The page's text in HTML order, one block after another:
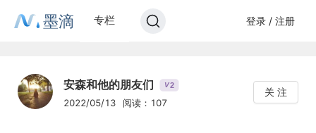
墨滴 专栏 登录 / 注册
安森和他的朋友们 V2
2022/05/13 阅读：107
关 注